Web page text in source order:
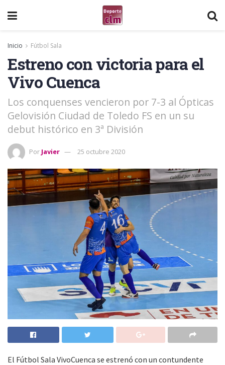
Inicio Fútbol Sala
Estreno con victoria para el
Vivo Cuenca
Los conquenses vencieron por 7-3 al Ópticas
Gelovisión Ciudad de Toledo FS en un su
debut histórico en 3ª División
Por Javier 25 octubre 2020
El Fútbol Sala VivoCuenca se estrenó con un contundente